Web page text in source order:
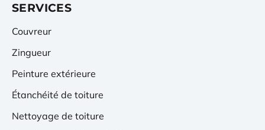
SERVICES
Couvreur
Zingueur
Peinture extérieure
Étanchéité de toiture
Nettoyage de toiture